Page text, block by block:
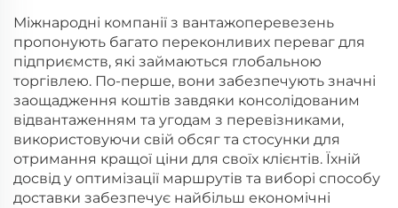
фріт з Китаю до
Канади DDP
дешевими ставками
перевезень та
вартістю
Міжнародні компанії з вантажоперевезень
пропонують багато переконливих переваг для
підприємств, які займаються глобальною
торгівлею. По-перше, вони забезпечують значні
заощадження коштів завдяки консолідованим
відвантаженням та угодам з перевізниками,
використовуючи свій обсяг та стосунки для
отримання кращої ціни для своїх клієнтів. Їхній
досвід у оптимізації маршрутів та виборі способу
доставки забезпечує найбільш економічні